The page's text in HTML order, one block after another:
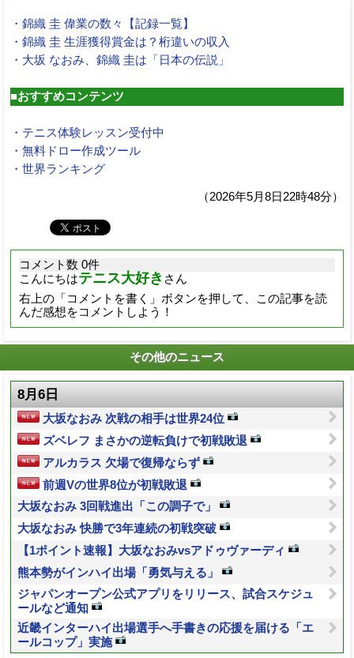
・錦織 圭 偉業の数々【記録一覧】
・錦織 圭 生涯獲得賞金は？桁違いの収入
・大坂 なおみ、錦織 圭は「日本の伝説」
■おすすめコンテンツ
・テニス体験レッスン受付中
・無料ドロー作成ツール
・世界ランキング
（2026年5月8日22時48分）
コメント数 0件
こんにちはテニス大好き さん
右上の「コメントを書く」ボタンを押して、この記事を読
んだ感想をコメントしよう！
その他のニュース
8月6日
大坂なおみ 次戦の相手は世界24位
ズベレフ まさかの逆転負けで初戦敗退
アルカラス 欠場で復帰ならず
前週Vの世界8位が初戦敗退
大坂なおみ 3回戦進出「この調子で」
大坂なおみ 快勝で3年連続の初戦突破
【1ポイント速報】大坂なおみvsアドゥヴァーディ
熊本勢がインハイ出場「勇気与える」
ジャパンオープン公式アプリをリリース、試合スケジュ
ールなど通知
近畿インターハイ出場選手へ手書きの応援を届ける「エ
ールコップ」実施